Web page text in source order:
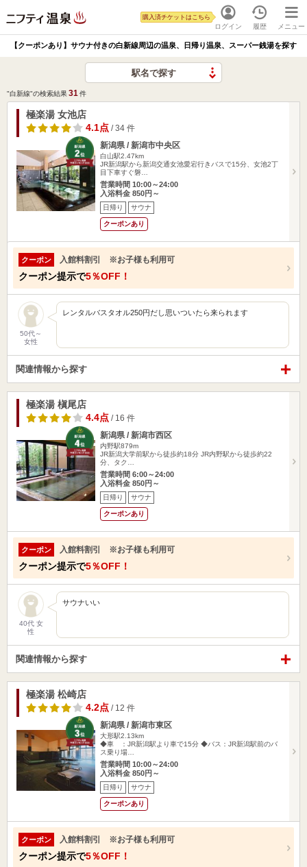
ログイン
購入済チケットはこちら
履歴 メニュー
【クーポンあり】サウナ付きの白新線周辺の温泉、日帰り温泉、スーパー銭湯を探す
駅名で探す
"白新線"の検索結果31 件
極楽湯 女池店
4.1点 / 34 件
新潟県 / 新潟市中央区
白山駅2.47km
JR新潟駅から新潟交通女池愛宕行きバスで15分、女池2丁
目下車すぐ磐…
営業時間 10:00～24:00
入浴料金 850円～
日帰り サウナ
クーポンあり
クーポン 入館料割引 ※お子様も利用可
クーポン提示で5％OFF！
50代～
女性
レンタルバスタオル250円だし思いついたら来られます
関連情報から探す
極楽湯 槇尾店
4.4点 / 16 件
新潟県 / 新潟市西区
内野駅879m
JR新潟大学前駅から徒歩約18分 JR内野駅から徒歩約22
分、タク…
営業時間 6:00～24:00
入浴料金 850円～
日帰り サウナ
クーポンあり
クーポン 入館料割引 ※お子様も利用可
クーポン提示で5％OFF！
40代 女
性
サウナいい
関連情報から探す
極楽湯 松崎店
4.2点 / 12 件
新潟県 / 新潟市東区
大形駅2.13km
◆車 ：JR新潟駅より車で15分 ◆バス：JR新潟駅前のバ
ス乗り場…
営業時間 10:00～24:00
入浴料金 850円～
日帰り サウナ
クーポンあり
クーポン 入館料割引 ※お子様も利用可
クーポン提示で5％OFF！